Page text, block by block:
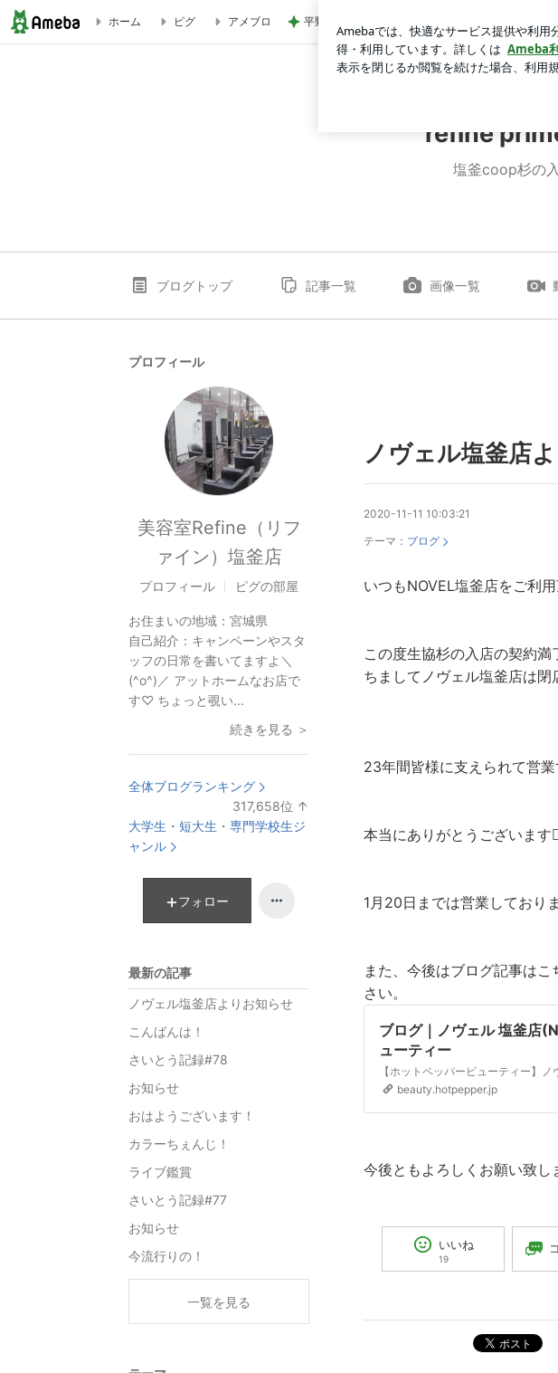
ホーム ピグ アメブロ 平野ノラ ポイントで得したカフェラテ
refine
塩釜coop杉の
ブログトップ 記事一覧 画像一覧
ノヴェル塩釜店
2020-11-11 10:03:21
テーマ： ブログ
いつもNOVEL塩釜店をご利
この度生協杉の入店の契約
ちましてノヴェル塩釜店は閉
23年間皆様に支えられて営業
本当にありがとうございます
1月20日までは営業しており
また、今後はブログ記事は
さい。
ブログ｜ノヴェル 塩釜店
ューティー
beauty.hotpepper.jp
今後ともよろしくお願い致し
いいね
19
ポスト
プロフィール
美容室Refine（リフ
ァイン）塩釜店
プロフィール ピグの部屋
お住まいの地域： 宮城県
自己紹介： キャンペーンやスタ
ッフの日常を書いてますよ＼
(^o^)／ アットホームなお店で
す♡ ちょっと覗い...
続きを見る ＞
全体ブログランキング
317,658位 ↑
大学生・短大生・専門学校生ジ
ャンル
フォロー
最新の記事
ノヴェル塩釜店よりお知らせ
こんばんは！
さいとう記録#78
お知らせ
おはようございます！
カラーちぇんじ！
ライブ鑑賞
さいとう記録#77
お知らせ
今流行りの！
一覧を見る